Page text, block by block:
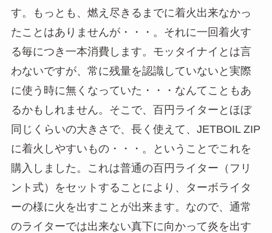
す。もっとも、燃え尽きるまでに着火出来なかっ
たことはありませんが・・・。それに一回着火す
る毎につき一本消費します。モッタイナイとは言
わないですが、常に残量を認識していないと実際
に使う時に無くなっていた・・・なんてこともあ
るかもしれません。そこで、百円ライターとほぼ
同じくらいの大きさで、長く使えて、JETBOIL ZIP
に着火しやすいもの・・・。ということでこれを
購入しました。これは普通の百円ライター（フリ
ント式）をセットすることにより、ターボライタ
ーの様に火を出すことが出来ます。なので、通常
のライターでは出来ない真下に向かって炎を出す